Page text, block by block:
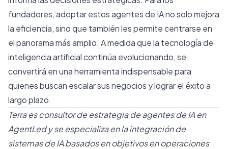
fundadores, adoptar estos agentes de IA no solo mejora
la eficiencia, sino que también les permite centrarse en
el panorama más amplio. A medida que la tecnología de
inteligencia artificial continúa evolucionando, se
convertirá en una herramienta indispensable para
quienes buscan escalar sus negocios y lograr el éxito a
largo plazo.
Terra es consultor de estrategia de agentes de IA en
AgentLed y se especializa en la integración de
sistemas de IA basados ​​en objetivos en operaciones